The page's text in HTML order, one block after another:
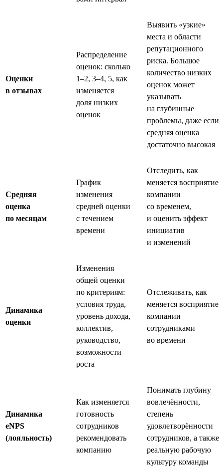
Оценки
в отзывах
Распределение
оценок: сколько
1–2, 3–4, 5, как
изменяется
доля низких
оценок
Выявить «узкие»
места и области
репутационного
риска. Большое
количество низких
оценок может
указывать
на глубинные
проблемы, даже если
средняя оценка
достаточно высокая
Средняя
оценка
по месяцам
График
изменения
средней оценки
с течением
времени
Отследить, как
меняется восприятие
компании
со временем,
и оценить эффект
инициатив
и изменений
Динамика
оценки
Изменения
общей оценки
по критериям:
условия труда,
уровень дохода,
коллектив,
руководство,
возможности
роста
Отслеживать, как
меняется восприятие
компании
сотрудниками
во времени
Динамика
eNPS
(лояльность)
Как изменяется
готовность
сотрудников
рекомендовать
компанию
Понимать глубину
вовлечённости,
степень
удовлетворённости
сотрудников, а также
реальную рабочую
культуру команды